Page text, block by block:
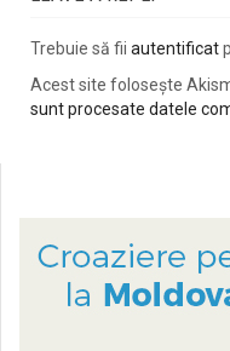
Trebuie să fii autentificat
Acest site folosește
sunt procesate datele